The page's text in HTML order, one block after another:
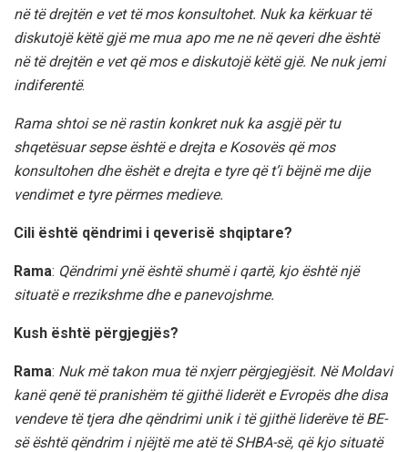
në të drejtën e vet të mos konsultohet. Nuk ka kërkuar të
diskutojë këtë gjë me mua apo me ne në qeveri dhe është
në të drejtën e vet që mos e diskutojë këtë gjë. Ne nuk jemi
indiferentë.
Rama shtoi se në rastin konkret nuk ka asgjë për tu
shqetësuar sepse është e drejta e Kosovës që mos
konsultohen dhe ëshët e drejta e tyre që t’i bëjnë me dije
vendimet e tyre përmes medieve.
Cili është qëndrimi i qeverisë shqiptare?
Rama: Qëndrimi ynë është shumë i qartë, kjo është një
situatë e rrezikshme dhe e panevojshme.
Kush është përgjegjës?
Rama: Nuk më takon mua të nxjerr përgjegjësit. Në Moldavi
kanë qenë të pranishëm të gjithë liderët e Evropës dhe disa
vendeve të tjera dhe qëndrimi unik i të gjithë liderëve të BE-
së është qëndrim i njëjtë me atë të SHBA-së, që kjo situatë